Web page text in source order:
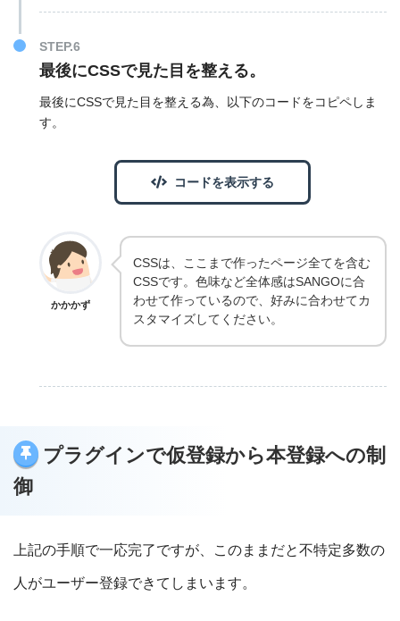
最後にCSSで見た目を整える。
最後にCSSで見た目を整える為、以下のコードをコピペしま
す。
コードを表示する
かかかず
CSSは、ここまで作ったページ全てを含む
CSSです。色味など全体感はSANGOに合
わせて作っているので、好みに合わせてカ
スタマイズしてください。
プラグインで仮登録から本登録への制
御
上記の手順で一応完了ですが、このままだと不特定多数の
人がユーザー登録できてしまいます。